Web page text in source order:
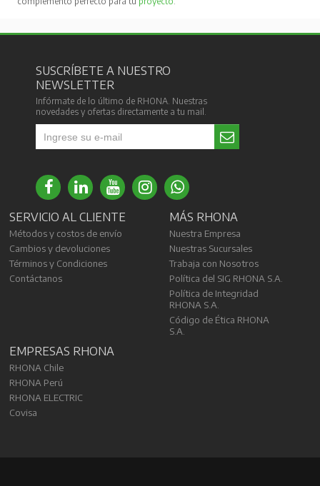
SUSCRÍBETE A NUESTRO
NEWSLETTER
Infórmate de lo último de RHONA. Nuestras
novedades y ofertas directamente a tu mail.
SERVICIO AL CLIENTE
Métodos y costos de envío
Cambios y devoluciones
Términos y Condiciones
Contáctanos
MÁS RHONA
Nuestra Empresa
Nuestras Sucursales
Trabaja con Nosotros
Política del SIG RHONA S.A.
Política de Integridad
RHONA S.A.
Código de Ética RHONA
S.A.
EMPRESAS RHONA
RHONA Chile
RHONA Perú
RHONA ELECTRIC
Covisa